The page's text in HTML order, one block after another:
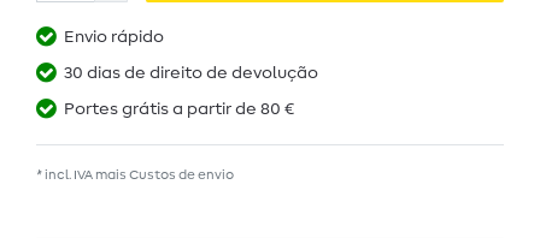
Envio rápido
30 dias de direito de devolução
Portes grátis a partir de 80 €
* incl. IVA mais Custos de envio